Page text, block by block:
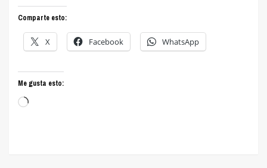
Comparte esto:
X Facebook WhatsApp
Me gusta esto:
Cargando...